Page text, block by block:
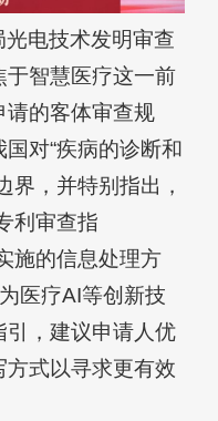
电技术发明审查
于智慧医疗这一前
请的客体审查规
对“疾病的诊断和
界，并特别指出，
利审查指
施的信息处理方
医疗AI等创新技
引，建议申请人优
式以寻求更有效